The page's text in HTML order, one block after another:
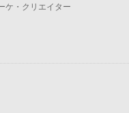
ケ・クリエイター